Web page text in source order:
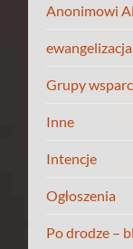
Anonimowi
ewangelizacja
Grupy
Inne
Intencje
Ogłoszenia
Po drodze –